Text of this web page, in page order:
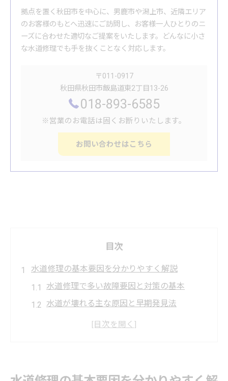
拠点を置く秋田市を中心に、男鹿市や潟上市、近隣エリア
のお客様のもとへ迅速にご訪問し、お客様一人ひとりのニ
ーズに合わせた適切なご提案をいたします。どんなに小さ
な水道修理でも手を抜くことなく対応します。
〒011-0917
秋田県秋田市飯島道東2丁目13-26
018-893-6585
※営業のお電話は固くお断りいたします。
お問い合わせはこちら
目次
水道修理の基本要因を分かりやすく解説
水道修理で多い故障要因と対策の基本
水道が壊れる主な原因と早期発見法
水道修理が必要となる典型的な症状とは
蛇口のポタポタ水漏れを防ぐ対処法